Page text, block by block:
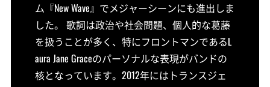
ム『New Wave』でメジャーシーンにも進出しま
した。 歌詞は政治や社会問題、個人的な葛藤
を扱うことが多く、特にフロントマンであるL
aura Jane Graceのパーソナルな表現がバンドの
核となっています。2012年にはトランスジェ